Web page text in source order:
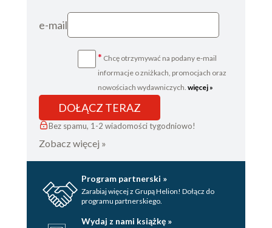
e-mail
* Chcę otrzymywać na podany e-mail
informacje o zniżkach, promocjach oraz
nowościach wydawniczych. więcej »
DOŁĄCZ TERAZ
Bez spamu, 1-2 wiadomości tygodniowo!
Zobacz więcej »
Program partnerski »
Zarabiaj więcej z Grupą Helion! Dołącz do
programu partnerskiego.
Wydaj z nami książkę »